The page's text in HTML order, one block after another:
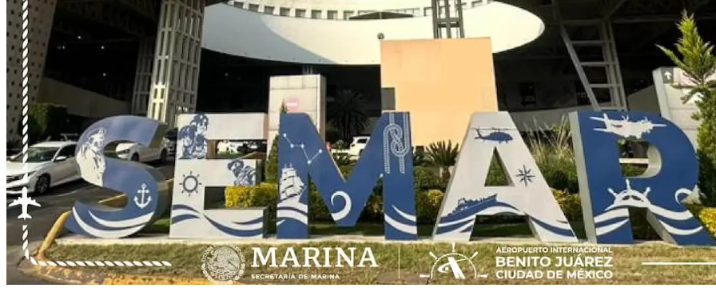
AICM será remodelado por
Mundial de Fútbol 2026